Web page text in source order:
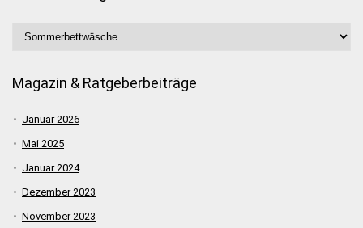
Magazin & Ratgeberbeiträge
Januar 2026
Mai 2025
Januar 2024
Dezember 2023
November 2023